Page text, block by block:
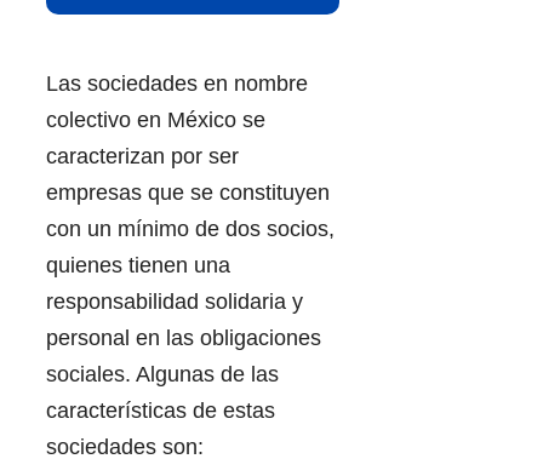
Las sociedades en nombre
colectivo en México se
caracterizan por ser
empresas que se constituyen
con un mínimo de dos socios,
quienes tienen una
responsabilidad solidaria y
personal en las obligaciones
sociales. Algunas de las
características de estas
sociedades son: